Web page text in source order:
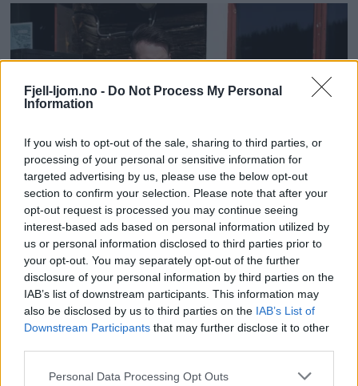
Fjell-ljom.no - Do Not Process My Personal
Information
If you wish to opt-out of the sale, sharing to third parties, or
processing of your personal or sensitive information for
targeted advertising by us, please use the below opt-out
section to confirm your selection. Please note that after your
opt-out request is processed you may continue seeing
interest-based ads based on personal information utilized by
us or personal information disclosed to third parties prior to
your opt-out. You may separately opt-out of the further
disclosure of your personal information by third parties on the
IAB’s list of downstream participants. This information may
also be disclosed by us to third parties on the IAB’s List of
Downstream Participants that may further disclose it to other
Personal Data Processing Opt Outs